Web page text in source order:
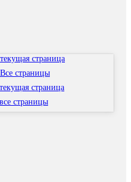
страница
страницы
страница
страницы